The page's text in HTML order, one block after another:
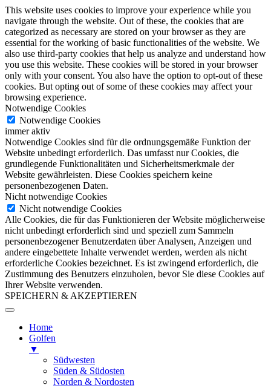
This website uses cookies to improve your experience while you
navigate through the website. Out of these, the cookies that are
categorized as necessary are stored on your browser as they are
essential for the working of basic functionalities of the website. We
also use third-party cookies that help us analyze and understand how
you use this website. These cookies will be stored in your browser
only with your consent. You also have the option to opt-out of these
cookies. But opting out of some of these cookies may affect your
browsing experience.
Notwendige Cookies
Notwendige Cookies
immer aktiv
Notwendige Cookies sind für die ordnungsgemäße Funktion der
Website unbedingt erforderlich. Das umfasst nur Cookies, die
grundlegende Funktionalitäten und Sicherheitsmerkmale der
Website gewährleisten. Diese Cookies speichern keine
personenbezogenen Daten.
Nicht notwendige Cookies
Nicht notwendige Cookies
Alle Cookies, die für das Funktionieren der Website möglicherweise
nicht unbedingt erforderlich sind und speziell zum Sammeln
personenbezogener Benutzerdaten über Analysen, Anzeigen und
andere eingebettete Inhalte verwendet werden, werden als nicht
erforderliche Cookies bezeichnet. Es ist zwingend erforderlich, die
Zustimmung des Benutzers einzuholen, bevor Sie diese Cookies auf
Ihrer Website verwenden.
SPEICHERN & AKZEPTIEREN
Home
Golfen
▼
Südwesten
Süden & Südosten
Norden & Nordosten